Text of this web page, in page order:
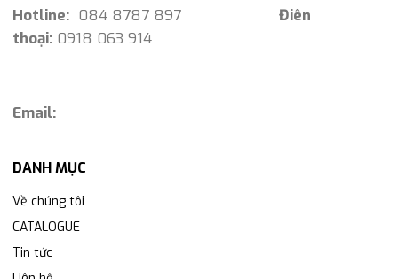
Hotline: 084 8787 897 Điên
thoại: 0918 063 914
Email:
DANH MỤC
Về chúng tôi
CATALOGUE
Tin tức